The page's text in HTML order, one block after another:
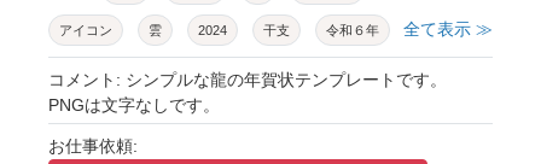
アイコン 雲 2024 干支 令和６年
模様 透過
全て表示 ≫
コメント: シンプルな龍の年賀状テンプレートです。
PNGは文字なしです。
お仕事依頼: